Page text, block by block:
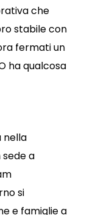
che
stabile con
fermati un
ha qualcosa
nella
a
si
e famiglie a